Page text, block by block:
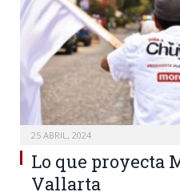
25 ABRIL, 2024
Lo que proyecta
Vallarta